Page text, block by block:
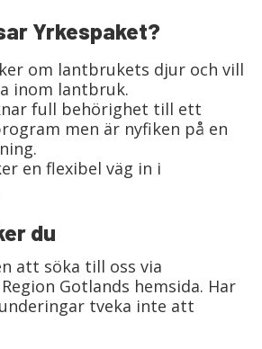
Yrkespaket?
om lantbrukets djur och vill
inom lantbruk.
full behörighet till ett
men är nyfiken på en
en flexibel väg in i
du
att söka till oss via
Gotlands hemsida. Har
tveka inte att